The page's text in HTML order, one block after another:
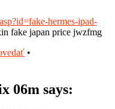
hermes-ipad-
fake japan price jwzfmg
•
06m says: